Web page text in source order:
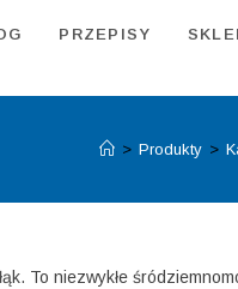
PRZEPISY
> Produkty >
łąk. To niezwykłe